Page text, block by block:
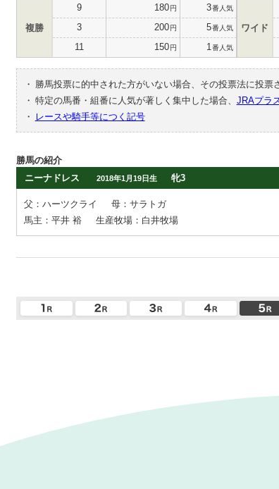
複勝
9 180円 3番人気
3 200円 5番人気
11 150円 1 番人気
ワイド
・ 勝馬投票に的中された方がいない場合、その投票法に投票
・ 特定の馬番・組番に人気が著しく集中した場合、 JRAプラ
・
レースや騎手等につく記号
勝馬の紹介
ニーナドレス
2018年1月19日生 牝3
父：ハーツクライ
母：サラトガ
馬主：平井 裕
生産牧場：白井牧場